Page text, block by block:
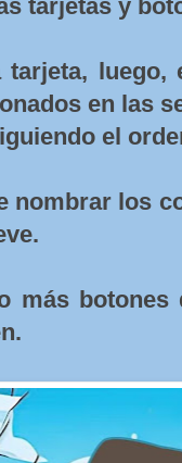
tarjetas y
luego,
en las
el
nombrar los
más botones